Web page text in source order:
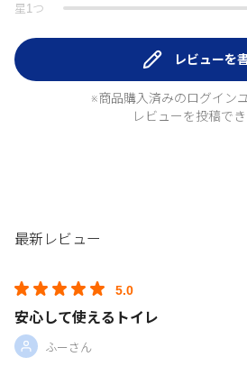
星 1つ
レビューを
※商品購入済みのログイン
レビューを投稿で
最新レビュー
5.0
安心して使えるトイレ
ふーさん